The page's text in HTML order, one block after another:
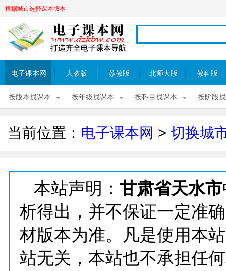
根据城市选择课本版本
电子课本网 人教版 苏教版 北师大版 教科版
按版本找课本 按年级找课本 按科目找课本 按阶段
当前位置： 电子课本网 > 切换城
本站声明： 甘肃省天水市
析得出，并不保证一定准
材版本为准。凡是使用本
站无关，本站也不承担任